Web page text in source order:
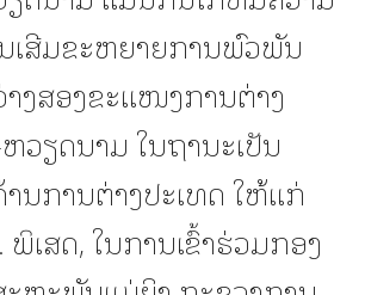
ເສີມຂະຫຍາຍການພົວພັນ
ງສອງຂະແໜງການຕ່າງ
ວຽດນາມ ໃນຖານະເປັນ
ນການຕ່າງປະເທດ ໃຫ້ແກ່
ເສດ, ໃນການເຂົ້າຮ່ວມກອງ